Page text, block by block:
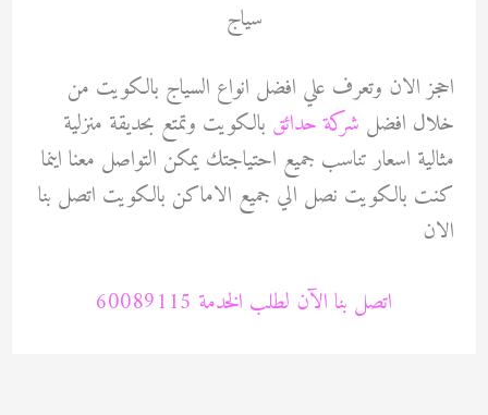
سياج
احجز الان وتعرف علي افضل انواع السياج بالكويت من
خلال افضل شركة حدائق بالكويت وتمتع بحديقة منزلية
مثالية اسعار تناسب جميع احتياجتك يمكن التواصل معنا اينما
كنت بالكويت نصل الي جميع الاماكن بالكويت اتصل بنا
الان
اتصل بنا الآن لطلب الخدمة 60089115